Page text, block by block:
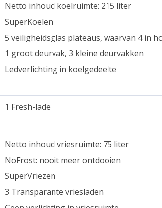
Netto inhoud koelruimte: 215 liter
SuperKoelen
5 veiligheidsglas plateaus, waarvan 4 in
1 groot deurvak, 3 kleine deurvakken
Ledverlichting in koelgedeelte
1 Fresh-lade
Netto inhoud vriesruimte: 75 liter
NoFrost: nooit meer ontdooien
SuperVriezen
3 Transparante vriesladen